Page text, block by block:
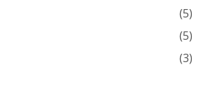
(5)
(5)
(3)